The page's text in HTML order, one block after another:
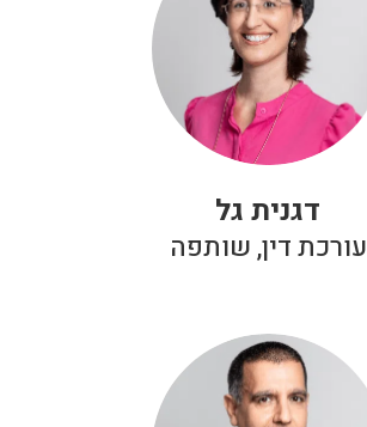
דגנית גל
עורכת דין, שותפה